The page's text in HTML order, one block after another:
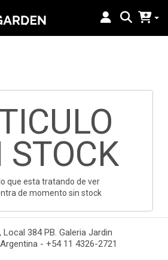
STOCK
que esta tratando de ver
de momento sin stock
Local 384 PB. Galeria Jardin
- +54 11 4326-2721